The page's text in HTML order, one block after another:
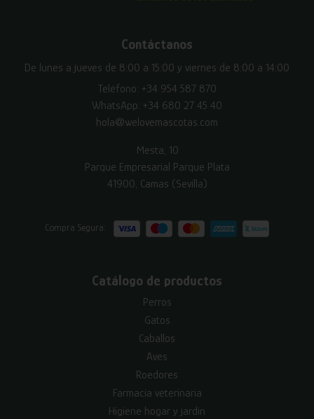
Contáctanos
De lunes a jueves de 8:00 a 15:00 y viernes de 8:00 a 14:00
Teléfono: +34 954 587 870
WhatsApp: +34 680 27 45 40
hola@welovemascotas.com
Mesta, 10
Parque Empresarial Parque Plata
41900, Camas (Sevilla)
Compra Segura:
Catálogo de productos
Perros
Gatos
Caballos
Aves
Roedores
Farmacia veterinaria
Higiene hogar y jardín